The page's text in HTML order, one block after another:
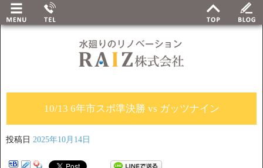
10/13 6年市スポ準決勝 vs ガッツナイン
投稿日 2025年10月14日